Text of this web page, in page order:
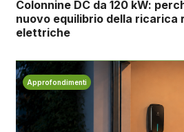
Colonnine DC da 120 kW:
nuovo equilibrio della ricarica
elettriche
Approfondimenti